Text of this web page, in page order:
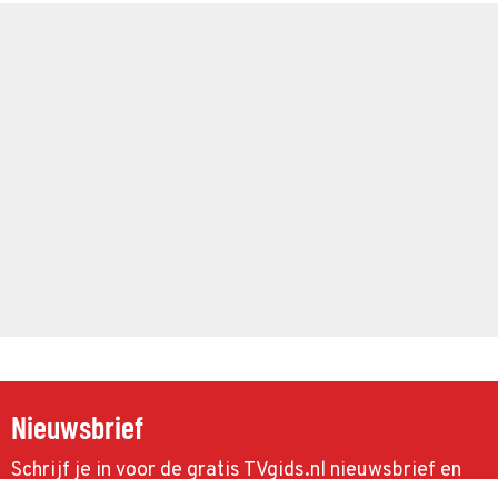
Nieuwsbrief
Schrijf je in voor de gratis TVgids.nl nieuwsbrief en